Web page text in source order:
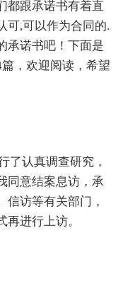
都跟承诺书有着直
可,可以作为合同的.
承诺书吧！下面是
，欢迎阅读，希望
了认真调查研究，
同意结案息访，承
信访等有关部门，
进行上访。